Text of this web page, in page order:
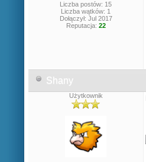
Liczba postów: 15
Liczba wątków: 1
Dołączył: Jul 2017
Reputacja: 22
Shany
Użytkownik